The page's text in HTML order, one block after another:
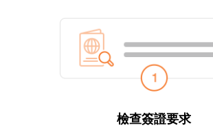
檢查簽證要求